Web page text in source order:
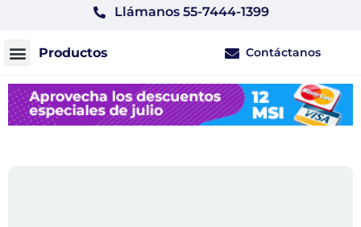
Llámanos 55-7444-1399
Contáctanos